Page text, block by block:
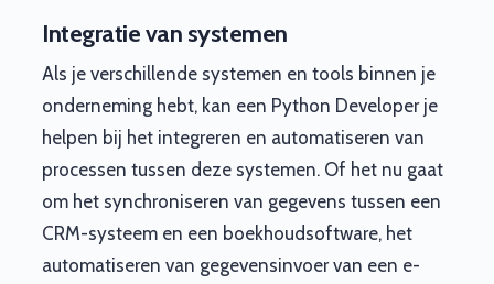
Integratie van systemen
Als je verschillende systemen en tools binnen je
onderneming hebt, kan een Python Developer je
helpen bij het integreren en automatiseren van
processen tussen deze systemen. Of het nu gaat
om het synchroniseren van gegevens tussen een
CRM-systeem en een boekhoudsoftware, het
automatiseren van gegevensinvoer van een e-